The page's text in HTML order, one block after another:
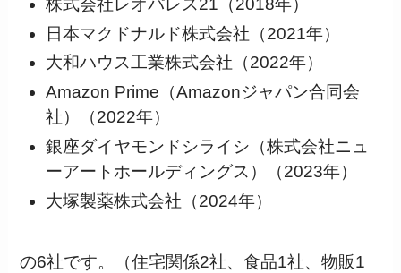
株式会社レオパレス21（2018年）
日本マクドナルド株式会社（2021年）
大和ハウス工業株式会社（2022年）
Amazon Prime（Amazonジャパン合同会
社）（2022年）
銀座ダイヤモンドシライシ（株式会社ニュ
ーアートホールディングス）（2023年）
大塚製薬株式会社（2024年）
の6社です。（住宅関係2社、食品1社、物販1